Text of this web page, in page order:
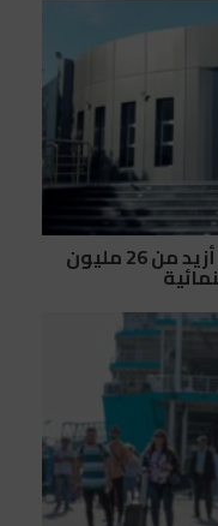
المركز السينمائي المغربي يخصص أزيد من 26 مليون